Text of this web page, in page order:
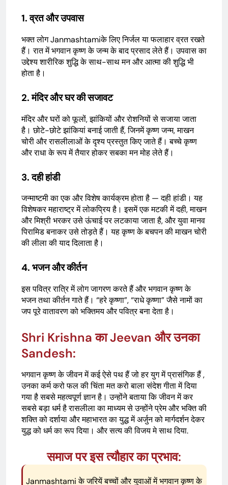
1. व्रत और उपवास
भक्त लोग Janmashtamiके लिए निर्जल या फलाहार व्रत रखते
हैं। रात में भगवान कृष्ण के जन्म के बाद प्रसाद लेते हैं। उपवास का
उद्देश्य शारीरिक शुद्धि के साथ-साथ मन और आत्मा की शुद्धि भी
होता है।
2. मंदिर और घर की सजावट
मंदिर और घरों को फूलों, झांकियों और रोशनियों से सजाया जाता
है। छोटे-छोटे झांकियां बनाई जाती हैं, जिनमें कृष्ण जन्म, माखन
चोरी और रासलीलाओं के दृश्य प्रस्तुत किए जाते हैं। बच्चे कृष्ण
और राधा के रूप में तैयार होकर सबका मन मोह लेते हैं।
3. दही हांडी
जन्माष्टमी का एक और विशेष कार्यक्रम होता है — दही हांडी। यह
विशेषकर महाराष्ट्र में लोकप्रिय है। इसमें एक मटकी में दही, माखन
और मिश्री भरकर उसे ऊंचाई पर लटकाया जाता है, और युवा मानव
पिरामिड बनाकर उसे तोड़ते हैं। यह कृष्ण के बचपन की माखन चोरी
की लीला की याद दिलाता है।
4. भजन और कीर्तन
इस पवित्र रात्रि में लोग जागरण करते हैं और भगवान कृष्ण के
भजन तथा कीर्तन गाते हैं। “हरे कृष्णा”, “राधे कृष्णा” जैसे नामों का
जप पूरे वातावरण को भक्तिमय और पवित्र बना देता है।
Shri Krishna का Jeevan और उनका
Sandesh:
भगवान कृष्ण के जीवन में कई ऐसे पथ हैं जो हर युग में प्रासंगिक हैं ,
उनका कर्म करो फल की चिंता मत करो बाला संदेश गीता में दिया
गया है सबसे महत्वपूर्ण ज्ञान है। उन्होंने बताया कि जीवन में कर
सबसे बड़ा धर्म है रासलीला का माध्यम से उन्होंने प्रेम और भक्ति की
शक्ति को दर्शाया और महाभारत का युद्ध में अर्जुन को मार्गदर्शन देकर
युद्ध को धर्म का रूप दिया। और सत्य की विजय मे साथ दिया.
समाज पर इस त्यौहार का प्रभाव:
Janmashtami के जरियें बच्चों और युवाओं में भगवान कृष्ण के